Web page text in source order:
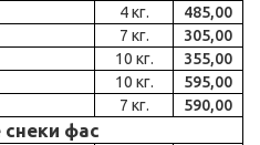
4 кг.
485,00
7 кг.
305,00
10 кг.
355,00
10 кг.
595,00
7 кг. 590,00
фас